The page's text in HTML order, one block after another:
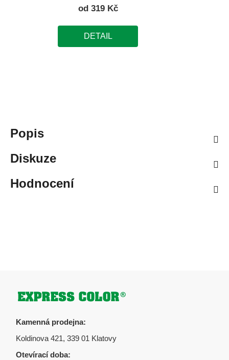
od 319 Kč
DETAIL
Popis
Diskuze
Hodnocení
Zápatí
Kamenná prodejna:
Koldinova 421, 339 01 Klatovy
Otevírací doba: